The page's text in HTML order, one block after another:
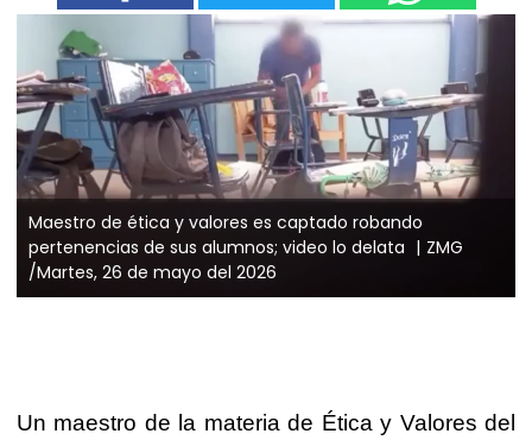
Maestro de ética y valores es captado robando
pertenencias de sus alumnos; video lo delata
ZMG
/Martes, 26 de mayo del 2026
Un maestro de la materia de Ética y Valores del